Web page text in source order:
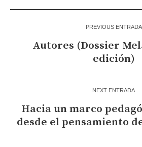
PREVIOUS ENTRADA
Autores (Dossier
edición)
NEXT ENTRADA
Hacia un marco
desde el pensamiento